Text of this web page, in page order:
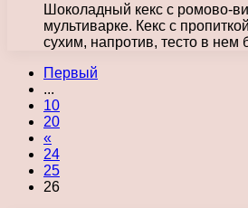
Шоколадный кекс с ромово-
мультиварке. Кекс с
сухим, напротив, тесто в
Первый
...
10
20
«
24
25
26